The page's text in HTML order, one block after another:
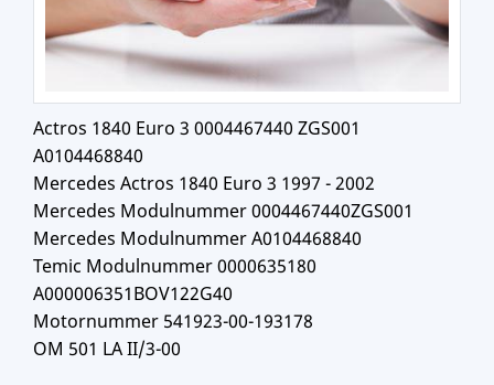
Actros 1840 Euro 3 0004467440 ZGS001
A0104468840
Mercedes Actros 1840 Euro 3 1997 - 2002
Mercedes Modulnummer 0004467440ZGS001
Mercedes Modulnummer A0104468840
Temic Modulnummer 0000635180
A000006351BOV122G40
Motornummer 541923-00-193178
OM 501 LA II/3-00